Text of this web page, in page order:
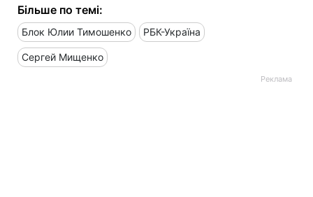
Більше по темі:
Блок Юлии Тимошенко РБК-Україна
Сергей Мищенко